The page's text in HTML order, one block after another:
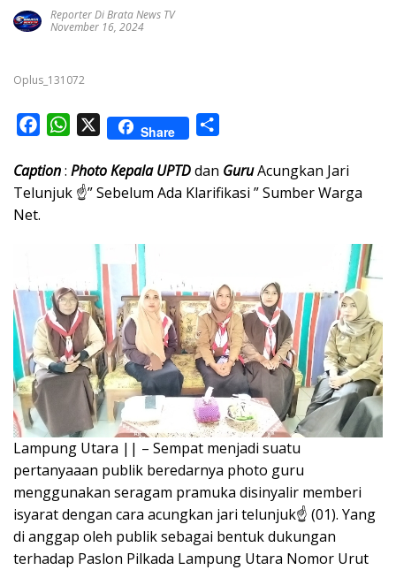
Reporter Di Brata News TV
November 16, 2024
Oplus_131072
c
e
k
W
a
t
p
X Share
a
r
Caption: Photo Kepala UPTDdan GuruAcungkan Jari
Telunjuk ☝️” Sebelum Ada Klarifikasi ” Sumber Warga
Net.
Lampung Utara || – Sempat menjadi suatu
pertanyaaan publik beredarnya photo guru
menggunakan seragam pramuka disinyalir memberi
isyarat dengan cara acungkan jari telunjuk☝️ (01). Yang
di anggap oleh publik sebagai bentuk dukungan
terhadap Paslon Pilkada Lampung Utara Nomor Urut